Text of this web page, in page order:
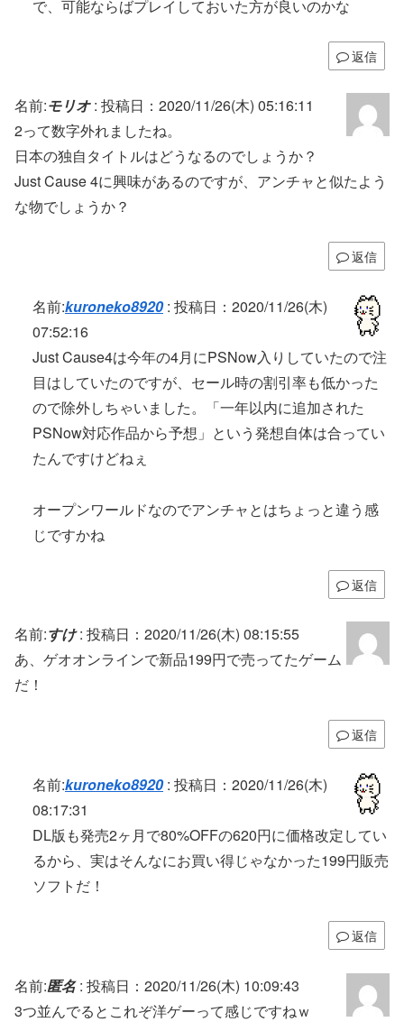
で、可能ならばプレイしておいた方が良いのかな
返信
名前:モリオ: 投稿日：2020/11/26(木) 05:16:11
2って数字外れましたね。
日本の独自タイトルはどうなるのでしょうか？
Just Cause 4に興味があるのですが、アンチャと似たよう
な物でしょうか？
返信
名前:kuroneko8920: 投稿日：2020/11/26(木)
07:52:16
Just Cause4は今年の4月にPSNow入りしていたので注
目はしていたのですが、セール時の割引率も低かった
ので除外しちゃいました。「一年以内に追加された
PSNow対応作品から予想」という発想自体は合ってい
たんですけどねぇ
オープンワールドなのでアンチャとはちょっと違う感
じですかね
返信
名前:すけ: 投稿日：2020/11/26(木) 08:15:55
あ、ゲオオンラインで新品199円で売ってたゲーム
だ！
返信
名前:kuroneko8920: 投稿日：2020/11/26(木)
08:17:31
DL版も発売2ヶ月で80%OFFの620円に価格改定してい
るから、実はそんなにお買い得じゃなかった199円販売
ソフトだ！
返信
名前:匿名: 投稿日：2020/11/26(木) 10:09:43
3つ並んでるとこれぞ洋ゲーって感じですねｗ